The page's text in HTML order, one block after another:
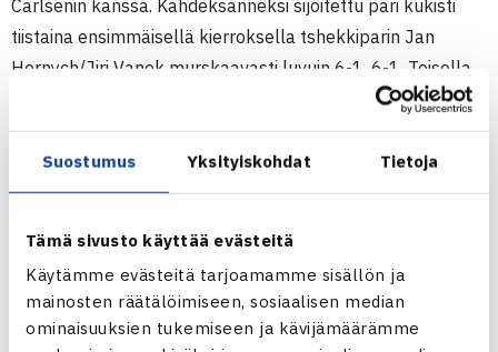
Suostumus Yksityiskohdat Tietoja
Tämä sivusto käyttää evästeitä
Käytämme evästeitä tarjoamamme sisällön ja
mainosten räätälöimiseen, sosiaalisen median
ominaisuuksien tukemiseen ja kävijämäärämme
Carlsenin kanssa. Kahdeksanneksi sijoitettu pari kukisti
tiistaina ensimmäisellä kierroksella tshekkiparin Jan
Hernych/Jiri Vanek murskaavasti luvuin 6-1, 6-1. Toisella
kierroksella vastus kovenee, kun Carlsen/Ketola
kohtaavat kolmanneksi sijoitetut Rik de Voestin Etelä-
Afrikasta ja Nathan Healeyn Australiasta. Voittajapari
menee pääsarjaan, joka alkaa ensi viikolla. Suomessa
Wimbledon 2004
Lontoo, Englanti